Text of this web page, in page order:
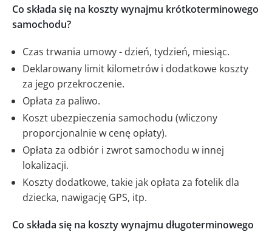
Co składa się na koszty wynajmu krótkoterminowego
samochodu?
Czas trwania umowy - dzień, tydzień, miesiąc.
Deklarowany limit kilometrów i dodatkowe koszty
za jego przekroczenie.
Opłata za paliwo.
Koszt ubezpieczenia samochodu (wliczony
proporcjonalnie w cenę opłaty).
Opłata za odbiór i zwrot samochodu w innej
lokalizacji.
Koszty dodatkowe, takie jak opłata za fotelik dla
dziecka, nawigację GPS, itp.
Co składa się na koszty wynajmu długoterminowego